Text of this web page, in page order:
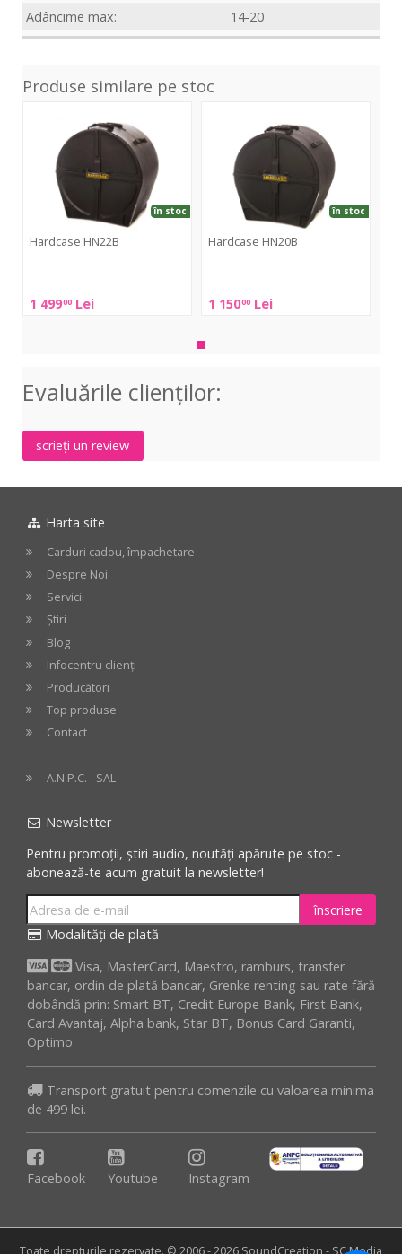
Adâncime max:
14-20
Produse similare pe stoc
Hardcase HN22B
1 49900 Lei
în stoc
HN22B
Hardcase HN20B
1 15000 Lei
în stoc
HN20B
Evaluările clienţilor:
scrieți un review
Harta site
Carduri cadou, împachetare
Despre Noi
Servicii
Știri
Blog
Infocentru clienți
Producători
Top produse
Contact
A.N.P.C. - SAL
Newsletter
Pentru promoții, știri audio, noutăți apărute pe stoc -
abonează-te acum gratuit la newsletter!
înscriere
Modalități de plată
Visa, MasterCard, Maestro, ramburs, transfer
bancar, ordin de plată bancar, Grenke renting sau rate fără
dobândă prin: Smart BT, Credit Europe Bank, First Bank,
Card Avantaj, Alpha bank, Star BT, Bonus Card Garanti,
Optimo
Transport gratuit pentru comenzile cu valoarea minima
de 499 lei.
Facebook Youtube Instagram
Toate drepturile rezervate. © 2006 - 2026 SoundCreation - SC Media